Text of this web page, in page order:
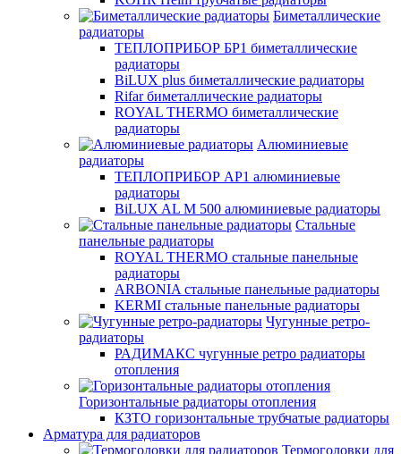
Биметаллические
радиаторы
ТЕПЛОПРИБОР БР1 биметаллические
радиаторы
BiLUX plus биметаллические радиаторы
Rifar биметаллические радиаторы
ROYAL THERMO биметаллические
радиаторы
Алюминиевые
радиаторы
ТЕПЛОПРИБОР АР1 алюминиевые
радиаторы
BiLUX AL M 500 алюминиевые радиаторы
Стальные
панельные радиаторы
ROYAL THERMO стальные панельные
радиаторы
ARBONIA стальные панельные радиаторы
KERMI стальные панельные радиаторы
Чугунные ретро-
радиаторы
РАДИМАКС чугунные ретро радиаторы
отопления
Горизонтальные радиаторы отопления
КЗТО горизонтальные трубчатые радиаторы
Арматура для радиаторов
Термоголовки для